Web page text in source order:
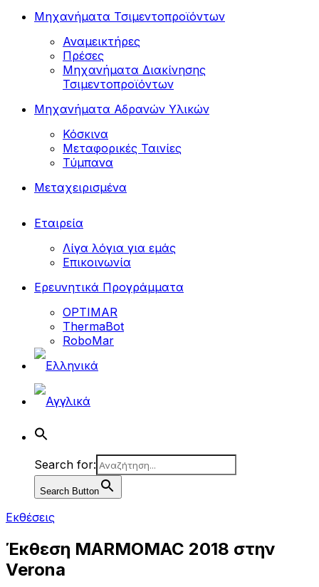
Μηχανήματα Τσιμεντοπροϊόντων
Αναμεικτήρες
Πρέσες
Μηχανήματα Διακίνησης
Τσιμεντοπροϊόντων
Μηχανήματα Αδρανών Υλικών
Κόσκινα
Μεταφορικές Ταινίες
Τύμπανα
Μεταχειρισμένα
Εταιρεία
Λίγα λόγια για εμάς
Επικοινωνία
Ερευνητικά Προγράμματα
OPTIMAR
ThermaBot
RoboMar
Search for:
Search Button
Εκθέσεις
Έκθεση MARMOMAC 2018 στην
Verona